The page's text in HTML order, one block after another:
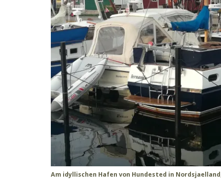
Am idyllischen Hafen von Hundested in